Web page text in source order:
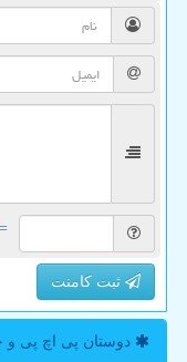
= ۴ بعلاوه ۱
ثبت کامنت
دوستان پی اچ پی